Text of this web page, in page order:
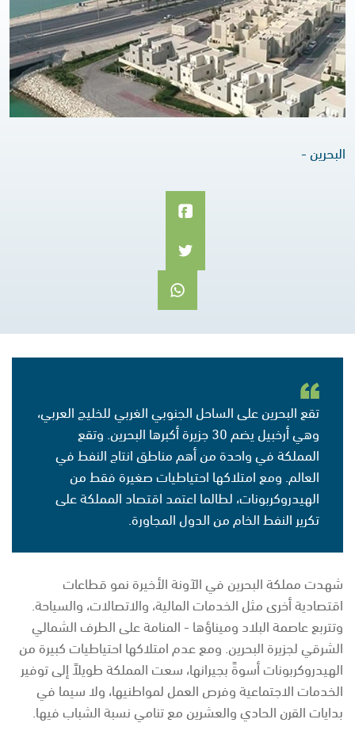
البحرين -
تقع البحرين على الساحل الجنوبي الغربي للخليج العربي،
وهي أرخبيل يضم 30 جزيرة أكبرها البحرين. وتقع
المملكة في واحدة من أهم مناطق انتاج النفط في
العالم. ومع امتلاكها احتياطيات صغيرة فقط من
الهيدروكربونات، لطالما اعتمد اقتصاد المملكة على
تكرير النفط الخام من الدول المجاورة.
شهدت مملكة البحرين في الآونة الأخيرة نمو قطاعات
اقتصادية أخرى مثل الخدمات المالية، والاتصالات، والسياحة.
وتتربع عاصمة البلاد وميناؤها - المنامة على الطرف الشمالي
الشرقي لجزيرة البحرين. ومع عدم امتلاكها احتياطيات كبيرة من
الهيدروكربونات أسوةً بجيرانها، سعت المملكة طويلاً إلى توفير
الخدمات الاجتماعية وفرص العمل لمواطنيها، ولا سيما في
بدايات القرن الحادي والعشرين مع تنامي نسبة الشباب فيها.